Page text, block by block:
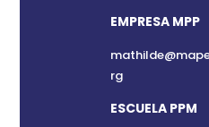
EMPRESA MPP
rg
ESCUELA PPM